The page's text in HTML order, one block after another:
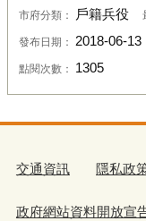
市府分類： 戶籍兵役
發布日期： 2018-06-13
點閱次數： 1305
交通資訊 隱私政
政府網站資料開放宣